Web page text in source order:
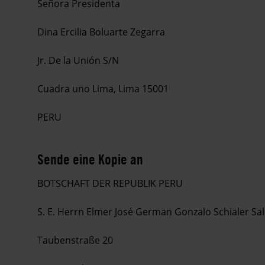
Señora Presidenta
Dina Ercilia Boluarte Zegarra
Jr. De la Unión S/N
Cuadra uno Lima, Lima 15001
PERU
Sende eine Kopie an
BOTSCHAFT DER REPUBLIK PERU
S. E. Herrn Elmer José German Gonzalo Schialer
Taubenstraße 20